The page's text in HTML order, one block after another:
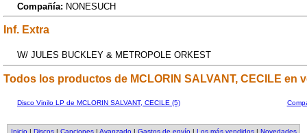
Compañía: NONESUCH
Inf. Extra
W/ JULES BUCKLEY & METROPOLE ORKEST
Todos los productos de MCLORIN SALVANT, CECILE en
Disco Vinilo LP de MCLORIN SALVANT, CECILE (5)
Inicio| Discos| Canciones| Avanzado| Gastos de envío| Los más vendidos| Novedades